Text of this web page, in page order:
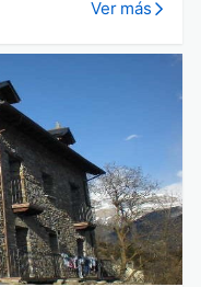
Ver más